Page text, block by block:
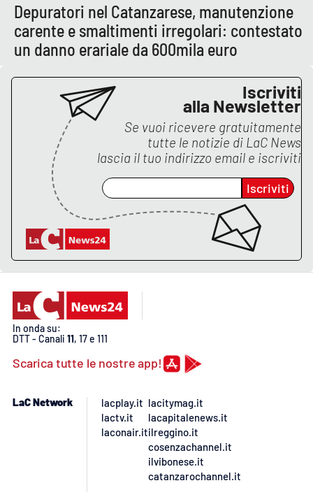
Lacapitalenews.it
Ilreggino.it
Cosenzachannel.it
Ilvibonese.it
Catanzarochannel.it
Android
Depuratori nel Catanzarese, manutenzione
carente e smaltimenti irregolari: contestato
un danno erariale da 600mila euro
Iscriviti
alla Newsletter
Se vuoi ricevere gratuitamente
tutte le notizie di LaC News
lascia il tuo indirizzo email e iscriviti
Iscriviti
In onda su:
DTT - Canali 11, 17 e 111
Scarica tutte le nostre app!
LaC Network
lacplay.it
lactv.it
laconair.it
lacitymag.it
lacapitalenews.it
ilreggino.it
cosenzachannel.it
ilvibonese.it
catanzarochannel.it